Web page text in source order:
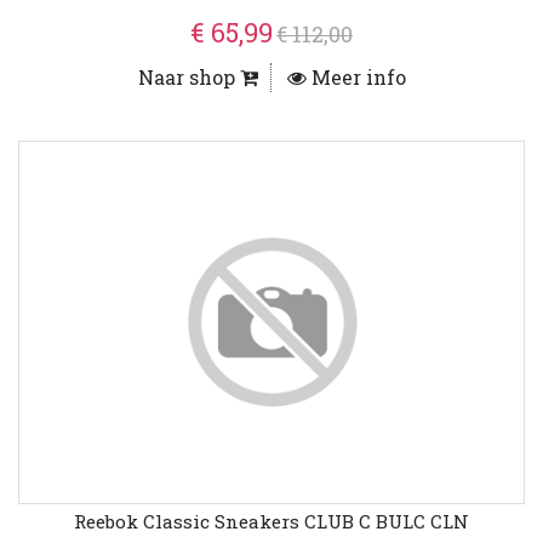
€ 65,99€ 112,00
Naar shop Meer info
Reebok Classic Sneakers CLUB C BULC CLN